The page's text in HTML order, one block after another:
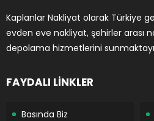
Kaplanlar Nakliyat olarak Türkiye
evden eve nakliyat, şehirler arası
depolama hizmetlerini
FAYDALI LİNKLER
Basında Biz